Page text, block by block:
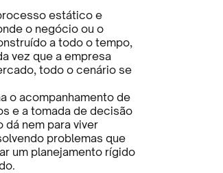
estático e
o negócio ou o
a todo o tempo,
vez que a empresa
todo o cenário se
o acompanhamento de
e a tomada de decisão
dá nem para viver
problemas que
um planejamento rígido